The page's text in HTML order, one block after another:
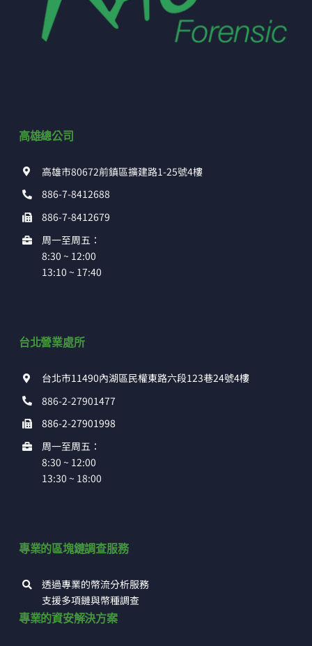
高雄總公司
高雄市80672前鎮區擴建路1-25號4樓
886-7-8412688
886-7-8412679
周一至周五：
8:30 ~ 12:00
13:10 ~ 17:40
台北營業處所
台北市11490內湖區民權東路六段123巷24號4樓
886-2-27901477
886-2-27901998
周一至周五：
8:30 ~ 12:00
13:30 ~ 18:00
專業的區塊鏈調查服務
透過專業的幣流分析服務
支援多項鏈與幣種調查
專業的資安解決方案